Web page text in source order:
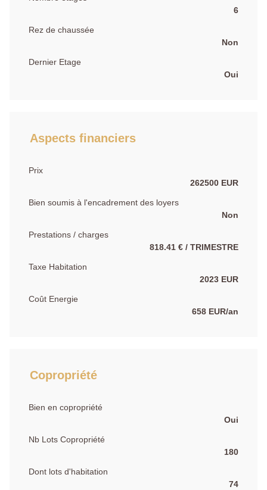
6
Rez de chaussée
Non
Dernier Etage
Oui
Aspects financiers
Prix
262500 EUR
Bien soumis à l'encadrement des loyers
Non
Prestations / charges
818.41 € / TRIMESTRE
Taxe Habitation
2023 EUR
Coût Energie
658 EUR/an
Copropriété
Bien en copropriété
Oui
Nb Lots Copropriété
180
Dont lots d'habitation
74